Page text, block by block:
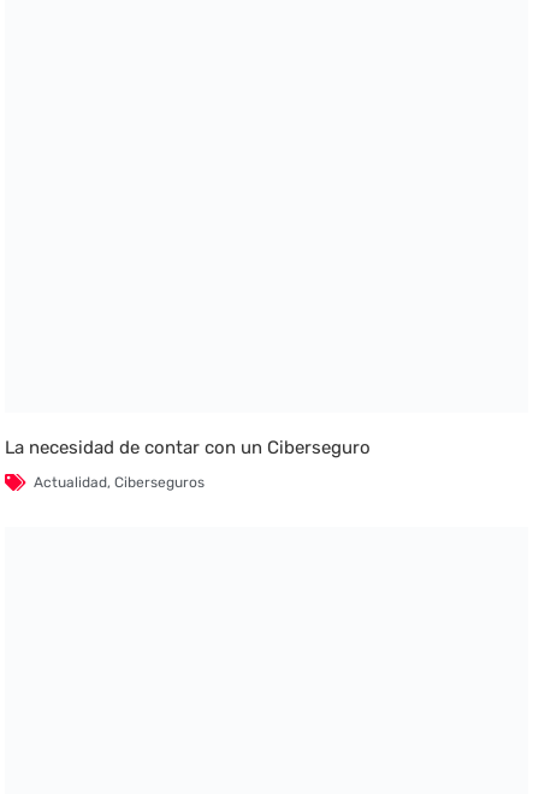
La necesidad de contar con un Ciberseguro
Actualidad,Ciberseguros